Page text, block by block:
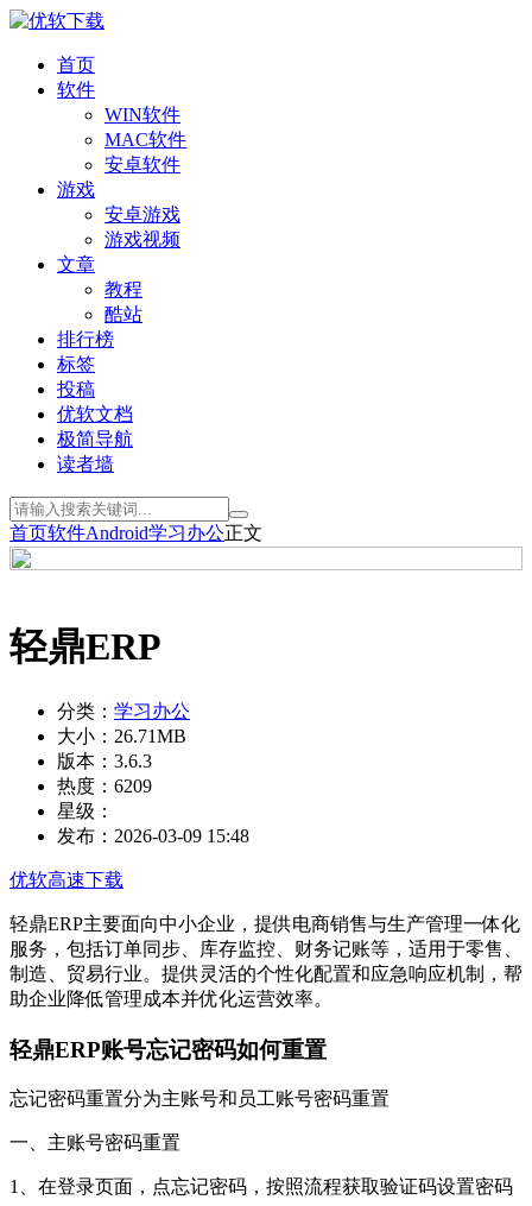
首页
软件
WIN软件
MAC软件
安卓软件
游戏
安卓游戏
游戏视频
文章
教程
酷站
排行榜
标签
投稿
优软文档
极简导航
读者墙
首页软件Android学习办公正文
轻鼎ERP
分类： 学习办公
大小： 26.71MB
版本： 3.6.3
热度： 6209
星级：
发布： 2026-03-09 15:48
优软高速下载
轻鼎ERP主要面向中小企业，提供电商销售与生产管理一体化
服务，包括订单同步、库存监控、财务记账等，适用于零售、
制造、贸易行业。提供灵活的个性化配置和应急响应机制，帮
助企业降低管理成本并优化运营效率。
轻鼎ERP账号忘记密码如何重置
忘记密码重置分为主账号和员工账号密码重置
一、主账号密码重置
1、在登录页面，点忘记密码，按照流程获取验证码设置密码